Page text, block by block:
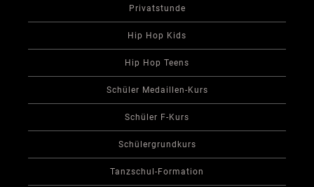
Privatstunde
Hip Hop Kids
Hip Hop Teens
Schüler Medaillen-Kurs
Schüler F-Kurs
Schülergrundkurs
Tanzschul-Formation